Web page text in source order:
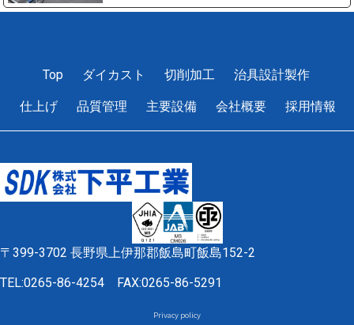
Top ダイカスト 切削加工 治具設計製作
仕上げ 品質管理 主要設備 会社概要 採用情報
〒399-3702 長野県上伊那郡飯島町飯島152-2
TEL:0265-86-4254 FAX:0265-86-5291
Privacy policy